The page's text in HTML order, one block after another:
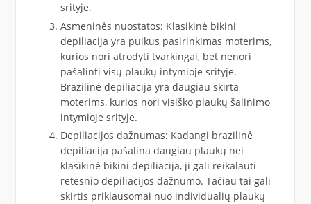
srityje.
Asmeninės nuostatos: Klasikinė bikini
depiliacija yra puikus pasirinkimas moterims,
kurios nori atrodyti tvarkingai, bet nenori
pašalinti visų plaukų intymioje srityje.
Brazilinė depiliacija yra daugiau skirta
moterims, kurios nori visiško plaukų šalinimo
intymioje srityje.
Depiliacijos dažnumas: Kadangi brazilinė
depiliacija pašalina daugiau plaukų nei
klasikinė bikini depiliacija, ji gali reikalauti
retesnio depiliacijos dažnumo. Tačiau tai gali
skirtis priklausomai nuo individualių plaukų